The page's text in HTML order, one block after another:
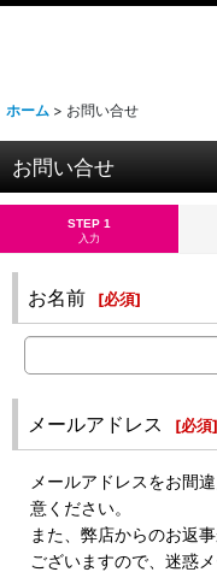
ホーム > お問い合せ
お問い合せ
STEP 1
入力
お名前 [必須]
メールアドレス [必須]
メールアドレスをお間
意ください。
また、弊店からのお返
ございますので、迷惑